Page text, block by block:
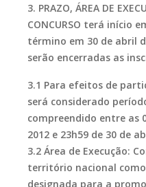
3. PRAZO, ÁREA DE
CONCURSO terá início
término em 30 de abril
serão encerradas as
3.1 Para efeitos de
será considerado
compreendido entre as
2012 e 23h59 de 30 de
3.2 Área de Execução:
território nacional
designada para a